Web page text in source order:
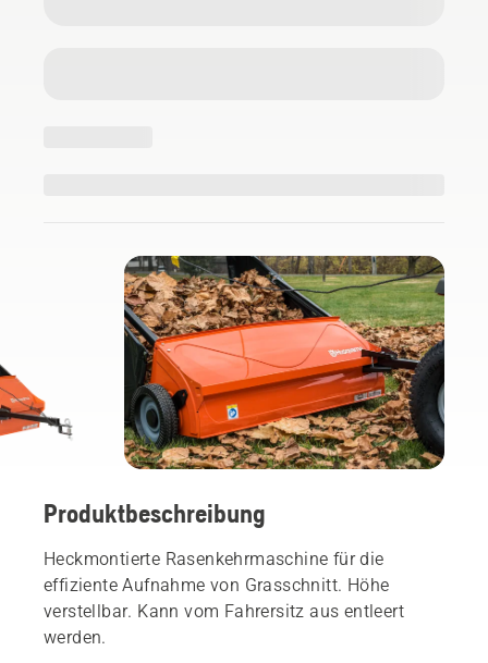
Produktbeschreibung
Heckmontierte Rasenkehrmaschine für die
effiziente Aufnahme von Grasschnitt. Höhe
verstellbar. Kann vom Fahrersitz aus entleert
werden.